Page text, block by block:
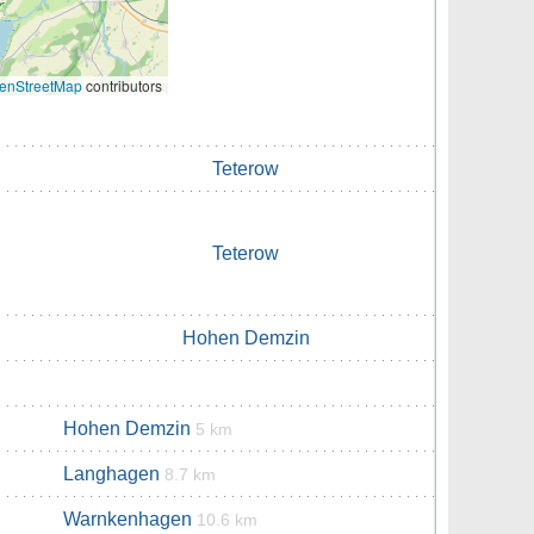
contributors
Teterow
Teterow
Hohen Demzin
Hohen Demzin 5 km
Langhagen 8.7 km
Warnkenhagen 10.6 km